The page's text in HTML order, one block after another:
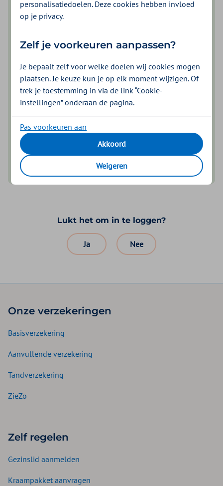
Fijner inloggen met de DigiD app
De makkelijkste manier om veilig in te loggen
Inloggen met een pincode die je zelf kiest
Download voor iOS
Download voor Android
Lukt het om in te loggen?
Ja Nee
Onze verzekeringen
Basisverzekering
Aanvullende verzekering
Tandverzekering
ZieZo
Zelf regelen
Gezinslid aanmelden
Kraampakket aanvragen
personalisatiedoelen. Deze cookies hebben invloed
op je privacy.
Zelf je voorkeuren aanpassen?
Je bepaalt zelf voor welke doelen wij cookies mogen
plaatsen. Je keuze kun je op elk moment wijzigen. Of
trek je toestemming in via de link “Cookie-
instellingen” onderaan de pagina.
Pas voorkeuren aan
Akkoord
Weigeren